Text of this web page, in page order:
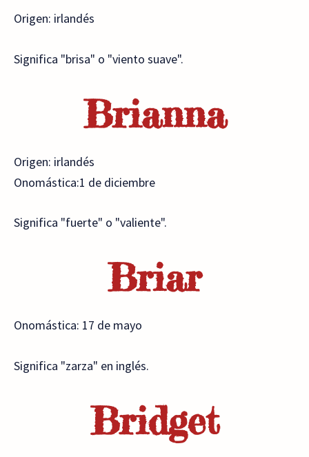
Origen: irlandés
Significa "brisa" o "viento suave".
Brianna
Origen: irlandés
Onomástica:1 de diciembre
Significa "fuerte" o "valiente".
Briar
Onomástica: 17 de mayo
Significa "zarza" en inglés.
Bridget